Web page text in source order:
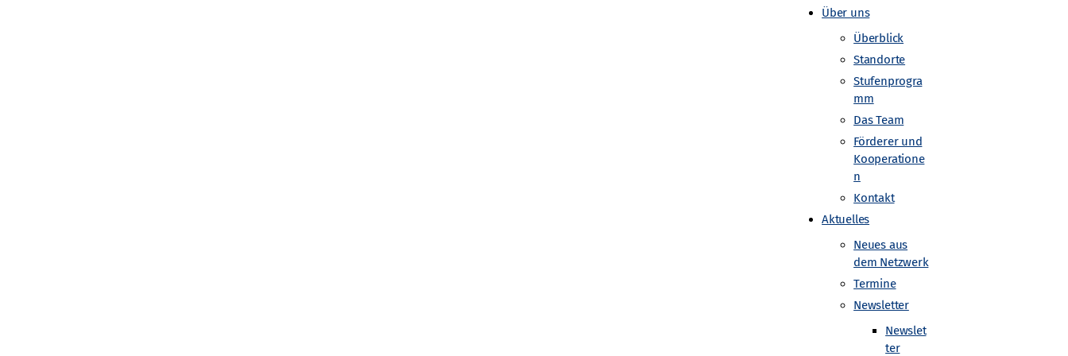
Über uns
Überblick
Standorte
Stufenprogra
mm
Das Team
Förderer und
Kooperatione
n
Kontakt
Aktuelles
Neues aus
dem Netzwerk
Termine
Newsletter
Newslet
ter